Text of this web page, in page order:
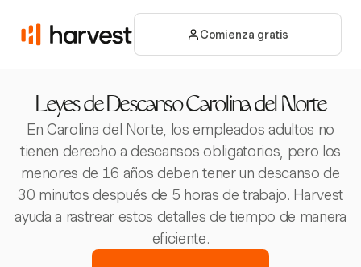
Comienza gratis
Leyes de Descanso Carolina del Norte
En Carolina del Norte, los empleados adultos no
tienen derecho a descansos obligatorios, pero los
menores de 16 años deben tener un descanso de
30 minutos después de 5 horas de trabajo. Harvest
ayuda a rastrear estos detalles de tiempo de manera
eficiente.